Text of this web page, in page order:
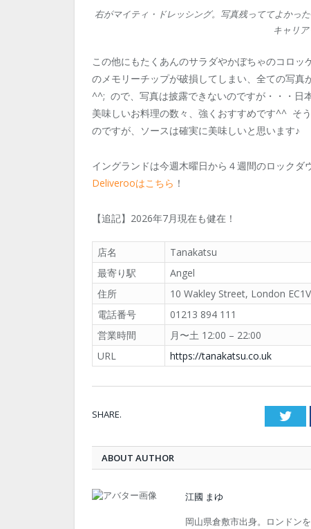
右がマイティ・ドレッシング。写真残っててよかっ
キャリア
この他にもたくあんのサラダやかぼちゃのコロ
のメモリーチップが破損してしまい、全ての写
^^; ので、写真は披露できないのですが・・・日
美味しいお料理の数々、強くおすすめです^^ そ
のですが、ソースは確実に美味しいと思います♪
イングランドは今週木曜日から４週間のロックダ
Deliverooはこちら ！
【追記】2026年7月現在も健在！
店名
Tanakatsu
最寄り駅
Angel
住所
10 Wakley Street, London
電話番号
01213 894 111
営業時間
月〜土 12:00 – 22:00
URL
https://tanakatsu.co.uk
SHARE.
ABOUT AUTHOR
江國 まゆ
岡山県倉敷市出身。ロンドン